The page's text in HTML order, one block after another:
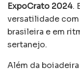
ExpoCrato 2024.
versatilidade
brasileira e em
sertanejo.
Além da